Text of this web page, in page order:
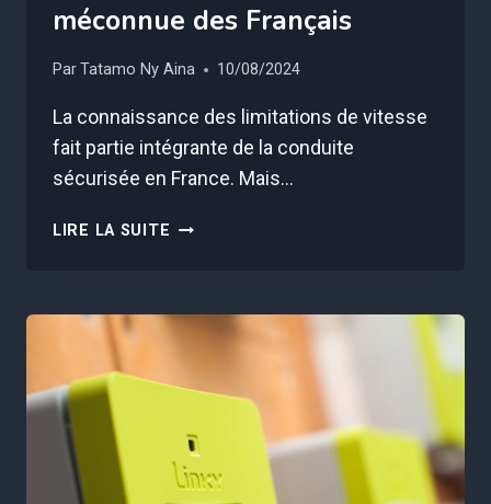
méconnue des Français
ParTatamo Ny Aina 10/08/2024
La connaissance des limitations de vitesse
fait partie intégrante de la conduite
sécurisée en France. Mais…
LIRE LA SUITE CONDUIRE
VOUS
ET
CETTE